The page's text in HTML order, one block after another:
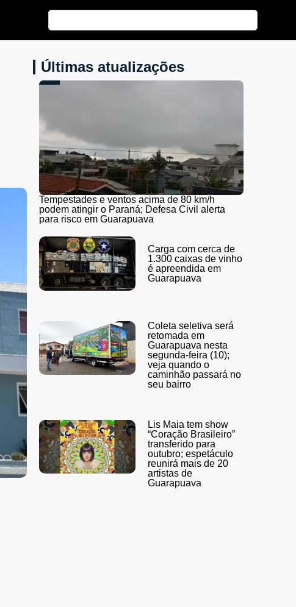
Últimas atualizações
Tempestades e ventos acima de 80 km/h
podem atingir o Paraná; Defesa Civil alerta
para risco em Guarapuava
Carga com cerca de
1.300 caixas de vinho
é apreendida em
Guarapuava
Coleta seletiva será
retomada em
Guarapuava nesta
segunda-feira (10);
veja quando o
caminhão passará no
seu bairro
Lis Maia tem show
“Coração Brasileiro”
transferido para
outubro; espetáculo
reunirá mais de 20
artistas de
Guarapuava